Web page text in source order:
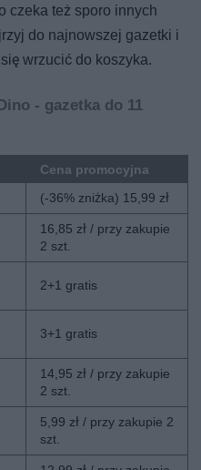
czeka też sporo innych
do najnowszej gazetki i
wrzucić do koszyka.
- gazetka do 11
Cena promocyjna
(-36% zniżka) 15,99 zł
16,85 zł / przy zakupie
2 szt.
2+1 gratis
3+1 gratis
14,95 zł / przy zakupie
2 szt.
5,99 zł / przy zakupie 2
szt.